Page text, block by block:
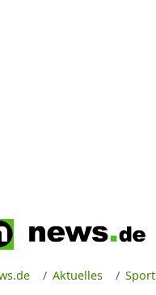
Aktuelles Sport